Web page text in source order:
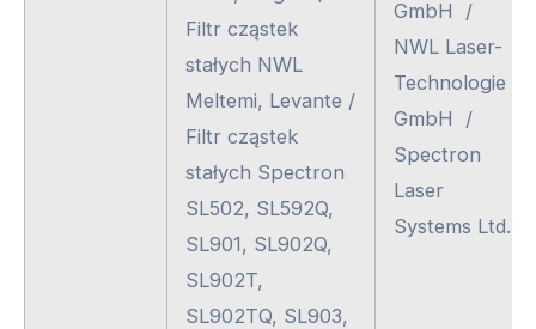
Filtr cząstek
stałych NWL
Meltemi, Levante /
Filtr cząstek
stałych Spectron
SL502, SL592Q,
SL901, SL902Q,
SL902T,
SL902TQ, SL903,
GmbH /
NWL Laser-
Technologie
GmbH /
Spectron
Laser
Systems Ltd.